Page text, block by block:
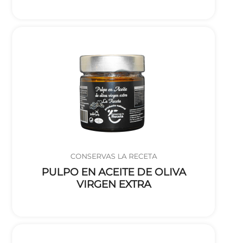
CONSERVAS LA RECETA
PULPO EN ACEITE DE OLIVA
VIRGEN EXTRA